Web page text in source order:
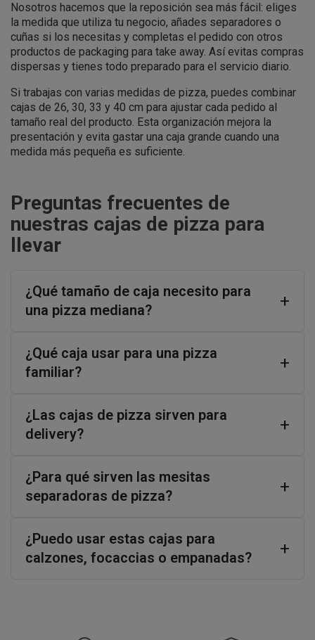
Nosotros hacemos que la reposición sea más fácil: eliges
la medida que utiliza tu negocio, añades separadores o
cuñas si los necesitas y completas el pedido con otros
productos de packaging para take away. Así evitas compras
dispersas y tienes todo preparado para el servicio diario.
Si trabajas con varias medidas de pizza, puedes combinar
cajas de 26, 30, 33 y 40 cm para ajustar cada pedido al
tamaño real del producto. Esta organización mejora la
presentación y evita gastar una caja grande cuando una
medida más pequeña es suficiente.
Preguntas frecuentes de
nuestras cajas de pizza para
llevar
¿Qué tamaño de caja necesito para
una pizza mediana?
¿Qué caja usar para una pizza
familiar?
¿Las cajas de pizza sirven para
delivery?
¿Para qué sirven las mesitas
separadoras de pizza?
¿Puedo usar estas cajas para
calzones, focaccias o empanadas?